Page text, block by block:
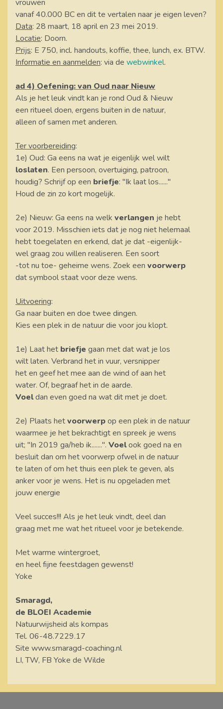
vrouwen
vanaf 40.000 BC en dit te vertalen naar je eigen leven?
Data: 28 maart, 18 april en 23 mei 2019.
Locatie: Doorn.
Prijs: E 750, incl. handouts, koffie, thee, lunch, ex. BTW.
Informatie en aanmelden: via de webwinkel.
ad 4) Oefening: van Oud naar Nieuw
Als je het leuk vindt kan je rond Oud & Nieuw
een ritueel doen, ergens buiten in de natuur,
alleen of samen met anderen.
Ter voorbereiding:
1e) Oud: Ga eens na wat je eigenlijk wel wilt
loslaten. Een persoon, overtuiging, patroon,
houdig? Schrijf op een briefje: "Ik laat los......"
Houd de zin zo kort mogelijk.
2e) Nieuw: Ga eens na welk verlangen je hebt
voor 2019. Misschien iets dat je nog niet helemaal
hebt toegelaten en erkend, dat je dat -eigenlijk-
wel graag zou willen realiseren. Een soort
-tot nu toe- geheime wens. Zoek een voorwerp
dat symbool staat voor deze wens.
Uitvoering:
Ga naar buiten en doe twee dingen.
Kies een plek in de natuur die voor jou klopt.
1e) Laat het briefje gaan met dat wat je los
wilt laten. Verbrand het in vuur, versnipper
het en geef het mee aan de wind of aan het
water. Of, begraaf het in de aarde.
Voeldan even goed na wat dit met je doet.
2e) Plaats hetvoorwerpop een plek in de natuur
waarmee je het bekrachtigt en spreek je wens
uit; "In 2019 ga/heb ik.......". Voelook goed na en
besluit dan om het voorwerp ofwel in de natuur
te laten of om het thuis een plek te geven, als
anker voor je wens. Het is nu opgeladen met
jouw energie
Veel succes!!! Als je het leuk vindt, deel dan
graag met me wat het ritueel voor je betekende.
Met warme wintergroet,
en heel fijne feestdagen gewenst!
Yoke
Smaragd,
de BLOEI Academie
Natuurwijsheid als kompas
Tel. 06-48.7229.17
Site www.smaragd-coaching.nl
LI, TW, FB Yoke de Wilde